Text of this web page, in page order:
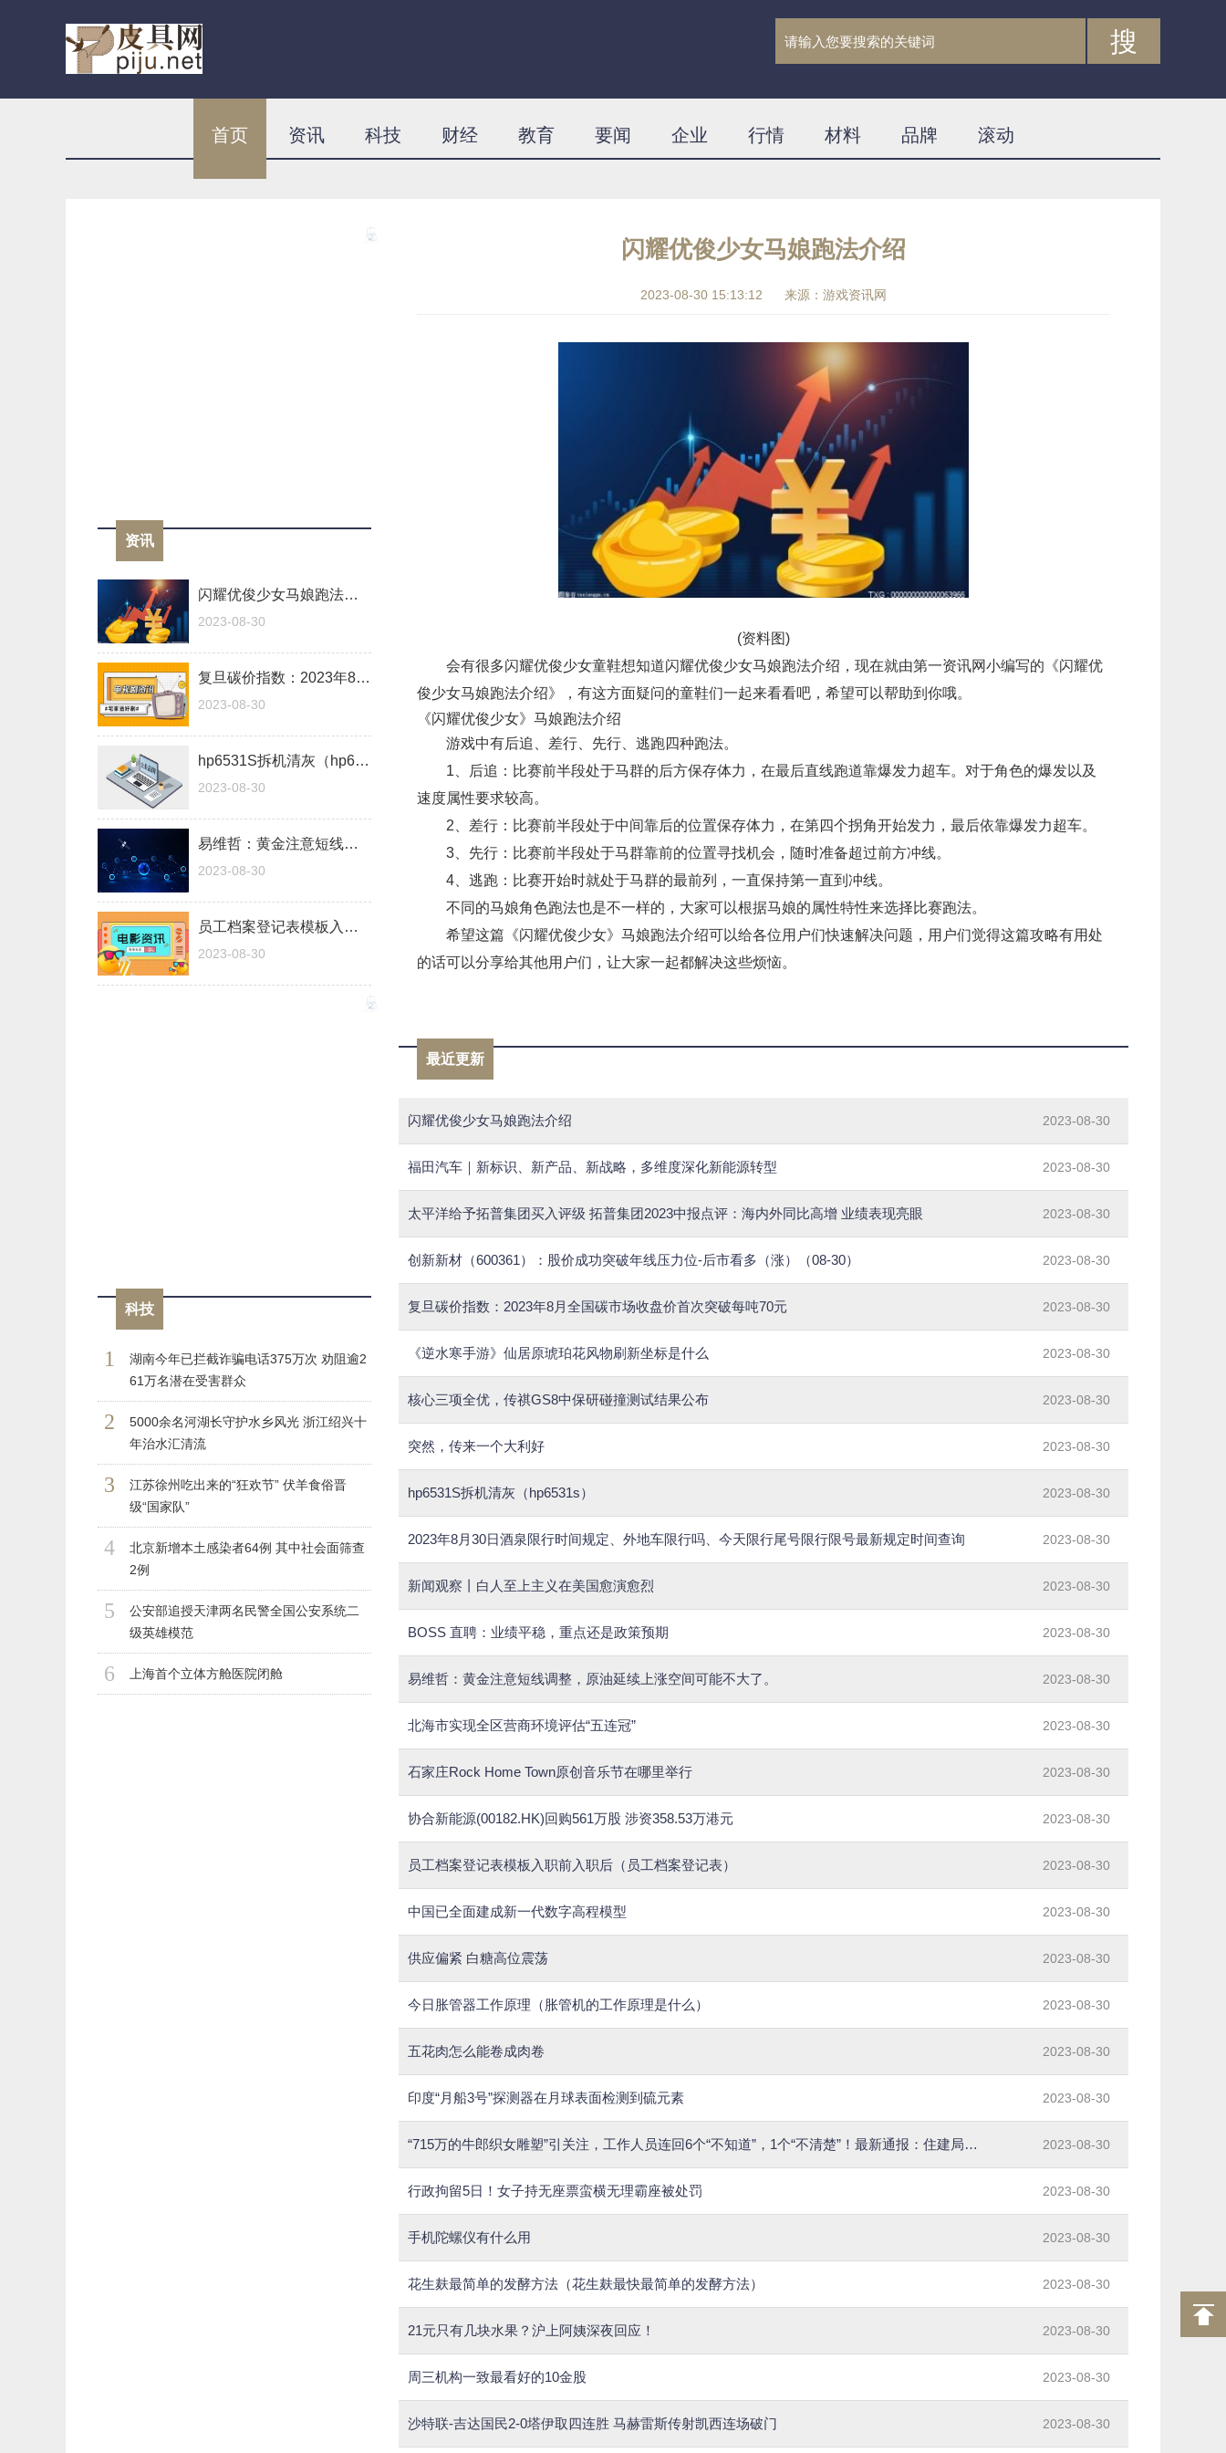
搜
首页 资讯 科技 财经 教育 要闻 企业 行情 材料 品牌 滚动
资讯
闪耀优俊少女马娘跑法介绍
2023-08-30
复旦碳价指数：2023年8月全国碳市场收盘价首次突破每吨70元
2023-08-30
hp6531S拆机清灰（hp6531s）
2023-08-30
易维哲：黄金注意短线调整，原油延续上涨空间可能不大了。
2023-08-30
员工档案登记表模板入职前入职后（员工档案登记表）
2023-08-30
科技
1
湖南今年已拦截诈骗电话375万次 劝阻逾2
61万名潜在受害群众
2
5000余名河湖长守护水乡风光 浙江绍兴十
年治水汇清流
3
江苏徐州吃出来的“狂欢节” 伏羊食俗晋
级“国家队”
4
北京新增本土感染者64例 其中社会面筛查
2例
5
公安部追授天津两名民警全国公安系统二
级英雄模范
6 上海首个立体方舱医院闭舱
闪耀优俊少女马娘跑法介绍
2023-08-30 15:13:12 来源：游戏资讯网
(资料图)
会有很多闪耀优俊少女童鞋想知道闪耀优俊少女马娘跑法介绍，现在就由第一资讯网小编写的《闪耀优
俊少女马娘跑法介绍》，有这方面疑问的童鞋们一起来看看吧，希望可以帮助到你哦。
《闪耀优俊少女》马娘跑法介绍
游戏中有后追、差行、先行、逃跑四种跑法。
1、后追：比赛前半段处于马群的后方保存体力，在最后直线跑道靠爆发力超车。对于角色的爆发以及
速度属性要求较高。
2、差行：比赛前半段处于中间靠后的位置保存体力，在第四个拐角开始发力，最后依靠爆发力超车。
3、先行：比赛前半段处于马群靠前的位置寻找机会，随时准备超过前方冲线。
4、逃跑：比赛开始时就处于马群的最前列，一直保持第一直到冲线。
不同的马娘角色跑法也是不一样的，大家可以根据马娘的属性特性来选择比赛跑法。
希望这篇《闪耀优俊少女》马娘跑法介绍可以给各位用户们快速解决问题，用户们觉得这篇攻略有用处
的话可以分享给其他用户们，让大家一起都解决这些烦恼。
最近更新
闪耀优俊少女马娘跑法介绍 2023-08-30
福田汽车｜新标识、新产品、新战略，多维度深化新能源转型 2023-08-30
太平洋给予拓普集团买入评级 拓普集团2023中报点评：海内外同比高增 业绩表现亮眼 2023-08-30
创新新材（600361）：股价成功突破年线压力位-后市看多（涨）（08-30） 2023-08-30
复旦碳价指数：2023年8月全国碳市场收盘价首次突破每吨70元 2023-08-30
《逆水寒手游》仙居原琥珀花风物刷新坐标是什么 2023-08-30
核心三项全优，传祺GS8中保研碰撞测试结果公布 2023-08-30
突然，传来一个大利好 2023-08-30
hp6531S拆机清灰（hp6531s） 2023-08-30
2023年8月30日酒泉限行时间规定、外地车限行吗、今天限行尾号限行限号最新规定时间查询 2023-08-30
新闻观察丨白人至上主义在美国愈演愈烈 2023-08-30
BOSS 直聘：业绩平稳，重点还是政策预期 2023-08-30
易维哲：黄金注意短线调整，原油延续上涨空间可能不大了。 2023-08-30
北海市实现全区营商环境评估“五连冠” 2023-08-30
石家庄Rock Home Town原创音乐节在哪里举行 2023-08-30
协合新能源(00182.HK)回购561万股 涉资358.53万港元 2023-08-30
员工档案登记表模板入职前入职后（员工档案登记表） 2023-08-30
中国已全面建成新一代数字高程模型 2023-08-30
供应偏紧 白糖高位震荡 2023-08-30
今日胀管器工作原理（胀管机的工作原理是什么） 2023-08-30
五花肉怎么能卷成肉卷 2023-08-30
印度“月船3号”探测器在月球表面检测到硫元素 2023-08-30
“715万的牛郎织女雕塑”引关注，工作人员连回6个“不知道”，1个“不清楚”！最新通报：住建局长免职 2023-08-30
行政拘留5日！女子持无座票蛮横无理霸座被处罚 2023-08-30
手机陀螺仪有什么用 2023-08-30
花生麸最简单的发酵方法（花生麸最快最简单的发酵方法） 2023-08-30
21元只有几块水果？沪上阿姨深夜回应！ 2023-08-30
周三机构一致最看好的10金股 2023-08-30
沙特联-吉达国民2-0塔伊取四连胜 马赫雷斯传射凯西连场破门 2023-08-30